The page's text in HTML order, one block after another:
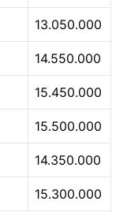
13.050.000
14.550.000
15.450.000
15.500.000
14.350.000
15.300.000